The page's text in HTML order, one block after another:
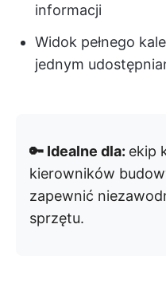
informacji
Widok pełnego
jednym
🔑 Idealne dla: ekip
kierowników
zapewnić
sprzętu.